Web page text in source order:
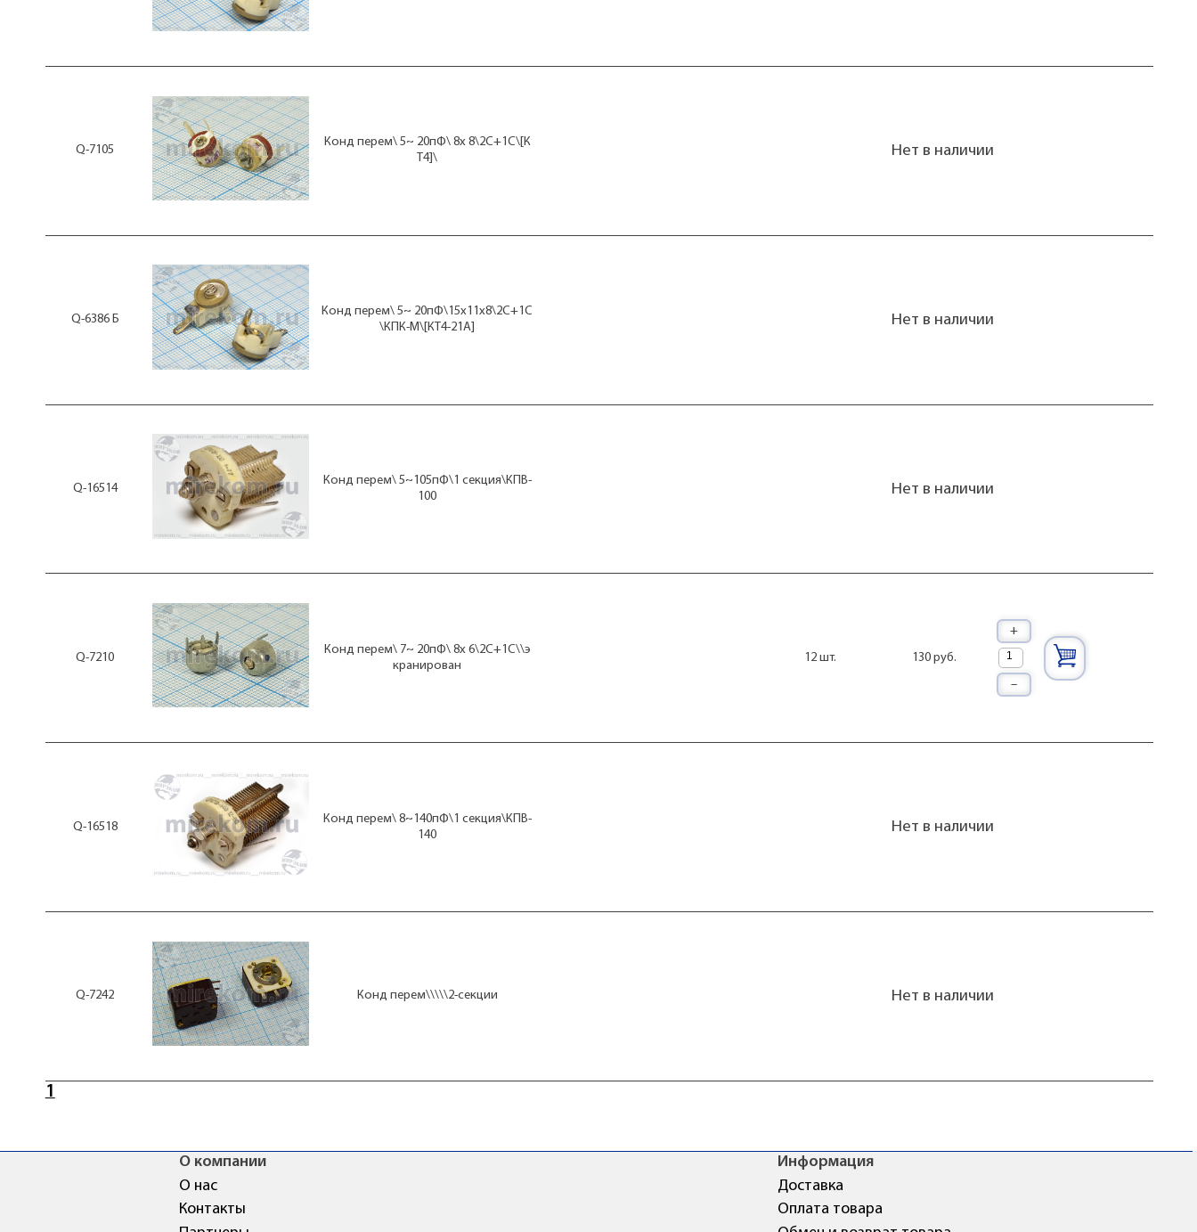
Q-7105
Конд перем\ 5~ 20пФ\ 8x 8\2C+1C\[К
Т4]\
Нет в наличии
Q-6386 Б
Конд перем\ 5~ 20пФ\15x11x8\2C+1C
\КПК-М\[КТ4-21А]
Нет в наличии
Q-16514
Конд перем\ 5~105пФ\1 секция\КПВ-
100
Нет в наличии
Q-7210
Конд перем\ 7~ 20пФ\ 8x 6\2C+1C\\э
кранирован
12 шт. 130 руб.
+
–
Q-16518
Конд перем\ 8~140пФ\1 секция\КПВ-
140
Нет в наличии
Q-7242 Конд перем\\\\\2-секции Нет в наличии
1
О компании
О нас
Контакты
Информация
Доставка
Оплата товара